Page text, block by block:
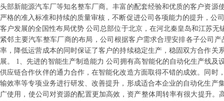
头部新能源汽车厂等知名整车厂商。丰富的配套经验和优质的客户资
严格的准入标准和持续的质量审核，不断促进公司各项能力的提升，
客户发展的全国性布局优势 公司总部位于北京，在河北秦皇岛和江苏
紧邻主要汽车整车厂商的布局，公司根据客户需求合理安排各子公司
率，降低运营成本的同时保证了客户的持续稳定生产，稳固双方合作
展。 1、先进的智能生产制造能力 公司拥有高智能化的自动化生产线
供应链合作伙伴的通力合作，在智能化改造方面取得不错的成效。同
输效率等专项业务进行研发、改善提升，形成适合本企业的自动化生
广使用，使公司对资源的配置更加高效，资产整体周转率有很大提升